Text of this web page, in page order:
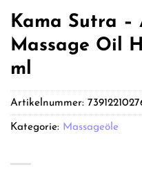
Kama Sutra –
Massage Oil
ml
Artikelnummer:
Kategorie: Massageöle